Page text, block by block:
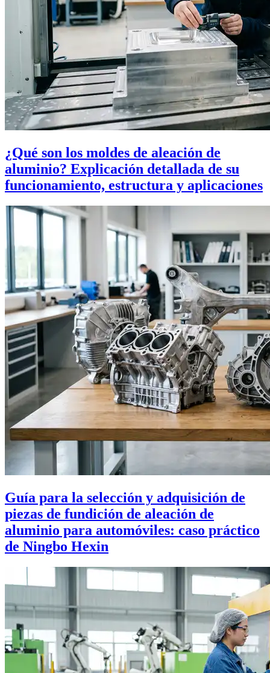
¿Qué son los moldes de aleación de
aluminio? Explicación detallada de su
funcionamiento, estructura y aplicaciones
Guía para la selección y adquisición de
piezas de fundición de aleación de
aluminio para automóviles: caso práctico
de Ningbo Hexin